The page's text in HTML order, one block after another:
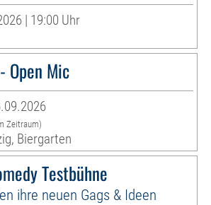
| 19:00 Uhr
Open Mic
Zeitraum)
Biergarten
Testbühne
ihre neuen Gags & Ideen